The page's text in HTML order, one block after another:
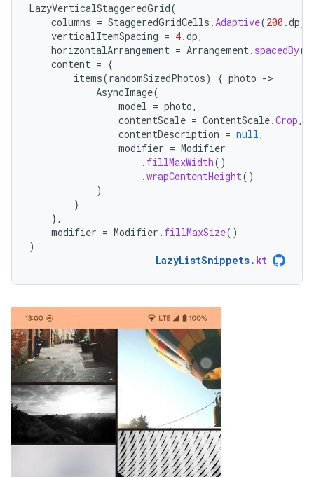
LazyVerticalStaggeredGrid(
columns = StaggeredGridCells .Adaptive(200.dp),
verticalItemSpacing = 4.dp,
horizontalArrangement = Arrangement. spacedBy(
content = {
items(randomSizedPhotos) { photo -
AsyncImage(
model = photo,
contentScale = ContentScale.Crop,
contentDescription = null,
modifier = Modifier
. fillMaxWidth()
.wrapContentHeight()
)
}
},
modifier = Modifier . fillMaxSize()
)
LazyListSnippets. kt